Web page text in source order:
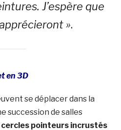
J’espère que
».
en 3D
se déplacer dans la
succession de salles
cercles pointeurs incrustés